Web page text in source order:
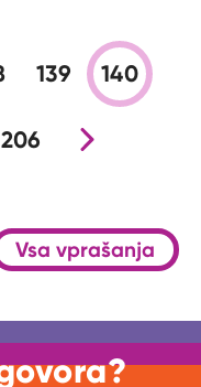
139 140
206Nova stran
Vsa vprašanja